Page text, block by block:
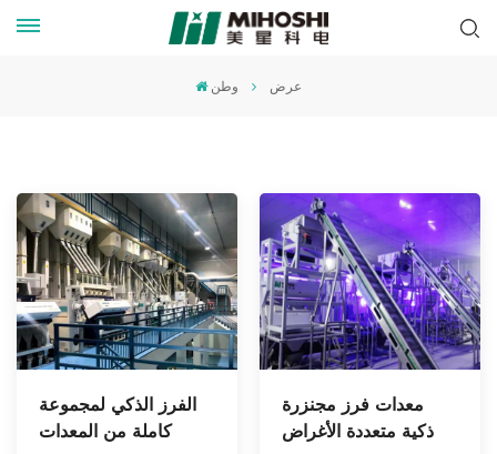
وطن عرض
الفرز الذكي لمجموعة
كاملة من المعدات
معدات فرز مجنزرة
ذكية متعددة الأغراض